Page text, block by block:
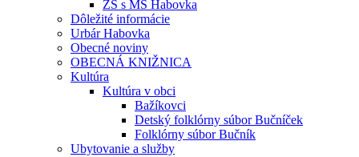
ZŠ s MŠ Habovka
Dôležité informácie
Urbár Habovka
Obecné noviny
OBECNÁ KNIŽNICA
Kultúra
Kultúra v obci
Bažíkovci
Detský folklórny súbor Bučníček
Folklórny súbor Bučník
Ubytovanie a služby